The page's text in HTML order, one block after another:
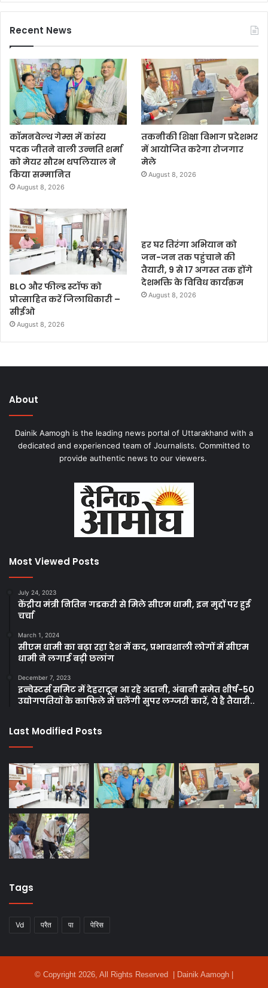
Recent News
कॉमनवेल्थ गेम्स में कांस्य
पदक जीतने वाली उन्नति शर्मा
को मेयर सौरभ थपलियाल ने
किया सम्मानित
August 8, 2026
तकनीकी शिक्षा विभाग प्रदेशभर
में आयोजित करेगा रोजगार
मेले
August 8, 2026
BLO और फील्ड स्टॉफ को
प्रोत्साहित करें जिलाधिकारी –
सीईओ
August 8, 2026
हर घर तिरंगा अभियान को
जन-जन तक पहुंचाने की
तैयारी, 9 से 17 अगस्त तक होंगे
देशभक्ति के विविध कार्यक्रम
August 8, 2026
About
Dainik Aamogh is the leading news portal of Uttarakhand with a
dedicated and experienced team of Journalists. Committed to
provide authentic news to our viewers.
Most Viewed Posts
July 24, 2023
केंद्रीय मंत्री नितिन गडकरी से मिले सीएम धामी, इन मुद्दों पर हुई
चर्चा
March 1, 2024
सीएम धामी का बढ़ा रहा देश में कद, प्रभावशाली लोगों में सीएम
धामी ने लगाई बड़ी छलांग
December 7, 2023
इन्वेस्टर्स समिट में देहरादून आ रहे अडानी, अंबानी समेत शीर्ष-50
उद्योगपतियों के काफिले में चलेंगी सुपर लग्जरी कारें, ये है तैयारी..
Last Modified Posts
Tags
Vd परैत पा पेरिस
© Copyright 2026, All Rights Reserved | Dainik Aamogh |